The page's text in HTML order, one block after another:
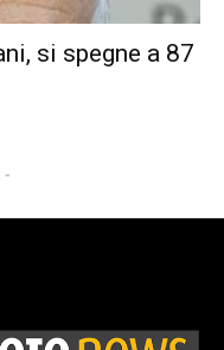
si spegne a 87
-